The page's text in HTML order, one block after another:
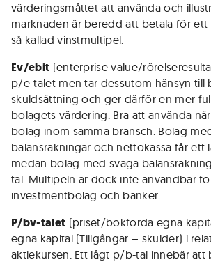
värderingsmåttet att använda och
marknaden är beredd att betala för ett
så kallad vinstmultipel.
Ev/ebit (enterprise value/
p/e-talet men tar dessutom hänsyn till
skuldsättning och ger därför en mer
bolagets värdering. Bra att använda
bolag inom samma bransch. Bolag
balansräkningar och nettokassa får ett
medan bolag med svaga
tal. Multipeln är dock inte användbar
investmentbolag och banker.
P/bv-talet (priset/bokförda egna
egna kapital (Tillgångar – skulder) i
aktiekursen. Ett lågt p/b-tal innebär att